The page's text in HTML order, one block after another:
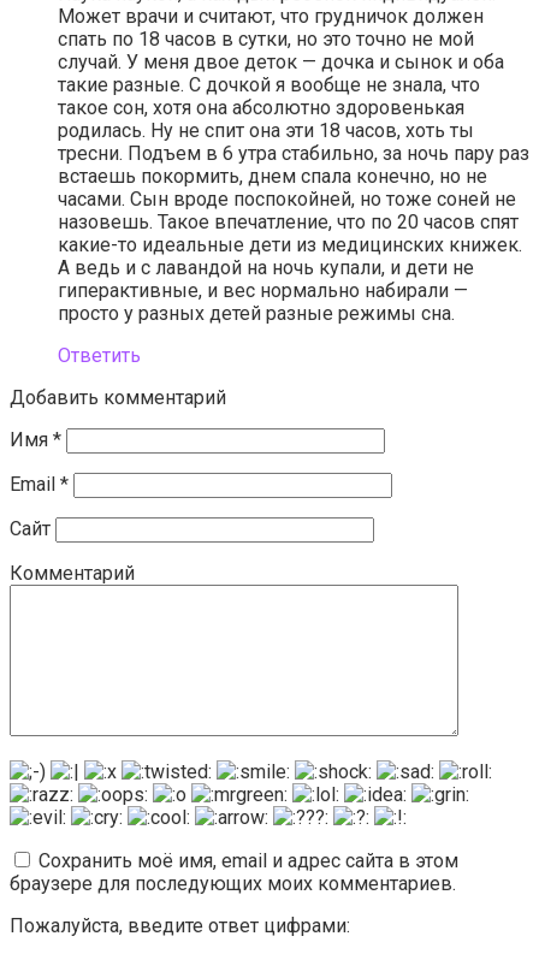
Может врачи и считают, что грудничок должен
спать по 18 часов в сутки, но это точно не мой
случай. У меня двое деток — дочка и сынок и оба
такие разные. С дочкой я вообще не знала, что
такое сон, хотя она абсолютно здоровенькая
родилась. Ну не спит она эти 18 часов, хоть ты
тресни. Подъем в 6 утра стабильно, за ночь пару раз
встаешь покормить, днем спала конечно, но не
часами. Сын вроде поспокойней, но тоже соней не
назовешь. Такое впечатление, что по 20 часов спят
какие-то идеальные дети из медицинских книжек.
А ведь и с лавандой на ночь купали, и дети не
гиперактивные, и вес нормально набирали —
просто у разных детей разные режимы сна.
Ответить
Добавить комментарий
Имя *
Email *
Сайт
Комментарий
Сохранить моё имя, email и адрес сайта в этом
браузере для последующих моих комментариев.
Пожалуйста, введите ответ цифрами: